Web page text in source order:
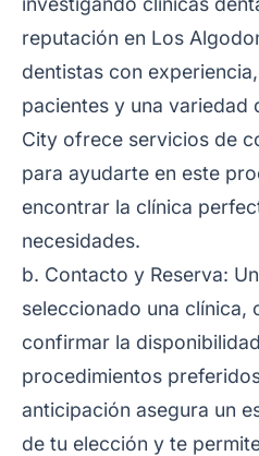
reputación en Los
dentistas con
pacientes y una variedad
City ofrece servicios de
para ayudarte en este
encontrar la clínica
necesidades.
b. Contacto y Reserva:
seleccionado una clínica,
confirmar la
procedimientos
anticipación asegura un
de tu elección y te